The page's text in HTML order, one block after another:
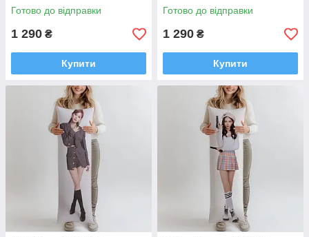
Готово до відправки
1 290 ₴
Купити
Готово до відправки
1 290 ₴
Купити